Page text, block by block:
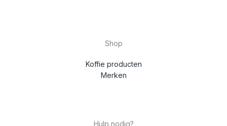
Shop
Koffie producten
Merken
Hulp nodig?